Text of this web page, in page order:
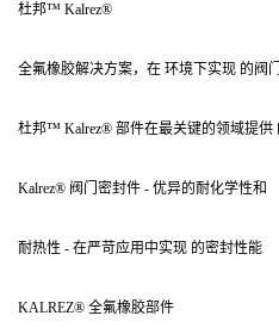
杜邦™ Kalrez®
全氟橡胶解决方案，在 环境下实现 的阀
杜邦™ Kalrez® 部件在最关键的领域提供
Kalrez® 阀门密封件 - 优异的耐化学性和
耐热性 - 在严苛应用中实现 的密封性能
KALREZ® 全氟橡胶部件